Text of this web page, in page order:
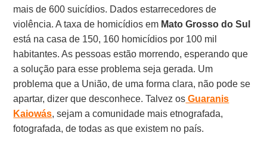
mais de 600 suicídios. Dados estarrecedores de
violência. A taxa de homicídios em Mato Grosso do Sul
está na casa de 150, 160 homicídios por 100 mil
habitantes. As pessoas estão morrendo, esperando que
a solução para esse problema seja gerada. Um
problema que a União, de uma forma clara, não pode se
apartar, dizer que desconhece. Talvez os Guaranis
Kaiowás, sejam a comunidade mais etnografada,
fotografada, de todas as que existem no país.